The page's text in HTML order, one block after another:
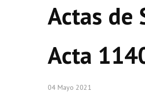
Actas de
Acta
04 Mayo 2021